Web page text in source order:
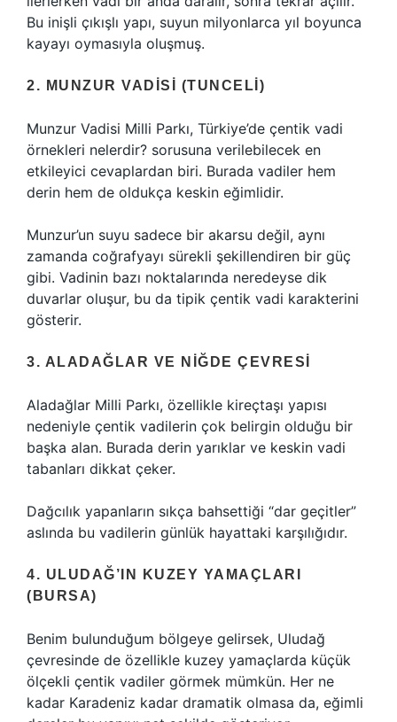
Bu inişli çıkışlı yapı, suyun milyonlarca yıl boyunca
kayayı oymasıyla oluşmuş.
2. MUNZUR VADISI (TUNCELI)
Munzur Vadisi Milli Parkı, Türkiye’de çentik vadi
örnekleri nelerdir? sorusuna verilebilecek en
etkileyici cevaplardan biri. Burada vadiler hem
derin hem de oldukça keskin eğimlidir.
Munzur’un suyu sadece bir akarsu değil, aynı
zamanda coğrafyayı sürekli şekillendiren bir güç
gibi. Vadinin bazı noktalarında neredeyse dik
duvarlar oluşur, bu da tipik çentik vadi karakterini
gösterir.
3. ALADAĞLAR VE NIĞDE ÇEVRESI
Aladağlar Milli Parkı, özellikle kireçtaşı yapısı
nedeniyle çentik vadilerin çok belirgin olduğu bir
başka alan. Burada derin yarıklar ve keskin vadi
tabanları dikkat çeker.
Dağcılık yapanların sıkça bahsettiği “dar geçitler”
aslında bu vadilerin günlük hayattaki karşılığıdır.
4. ULUDAĞ’IN KUZEY YAMAÇLARI
(BURSA)
Benim bulunduğum bölgeye gelirsek, Uludağ
çevresinde de özellikle kuzey yamaçlarda küçük
ölçekli çentik vadiler görmek mümkün. Her ne
kadar Karadeniz kadar dramatik olmasa da, eğimli